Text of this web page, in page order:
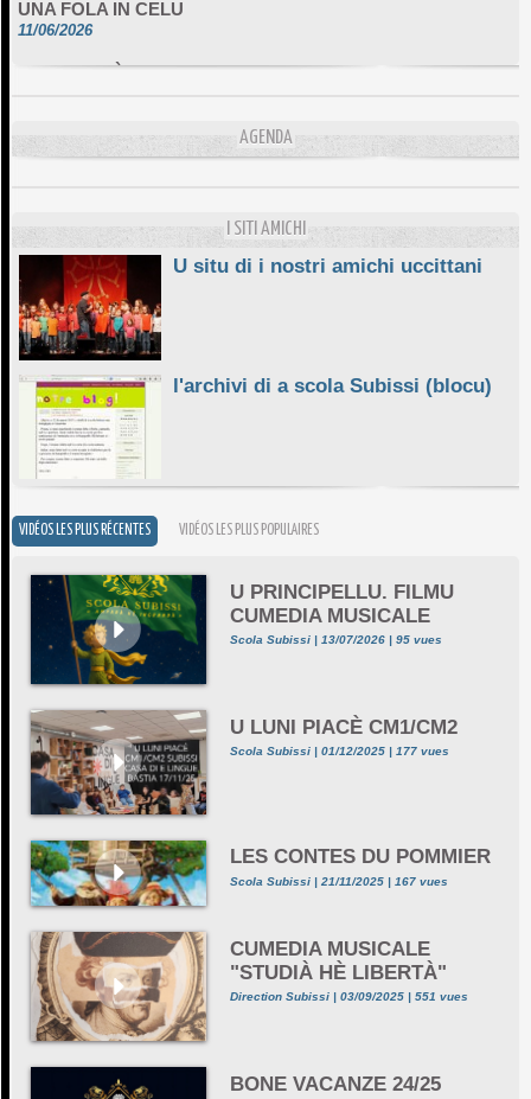
11/06/2026
DA SCIMULÌ
10/06/2026 AGENDA
I SITI AMICHI
U situ di i nostri amichi uccittani
l'archivi di a scola Subissi (blocu)
VIDÉOS LES PLUS RÉCENTES VIDÉOS LES PLUS POPULAIRES
U PRINCIPELLU. FILMU
CUMEDIA MUSICALE
Scola Subissi | 13/07/2026 | 95 vues
U LUNI PIACÈ CM1/CM2
Scola Subissi | 01/12/2025 | 177 vues
LES CONTES DU POMMIER
Scola Subissi | 21/11/2025 | 167 vues
CUMEDIA MUSICALE
"STUDIÀ HÈ LIBERTÀ"
Direction Subissi | 03/09/2025 | 551 vues
BONE VACANZE 24/25